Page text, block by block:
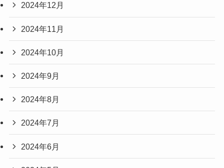
2024年12月
2024年11月
2024年10月
2024年9月
2024年8月
2024年7月
2024年6月